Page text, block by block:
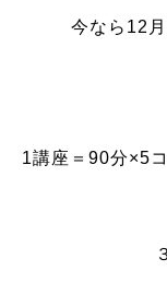
今なら12
1講座＝90分×5